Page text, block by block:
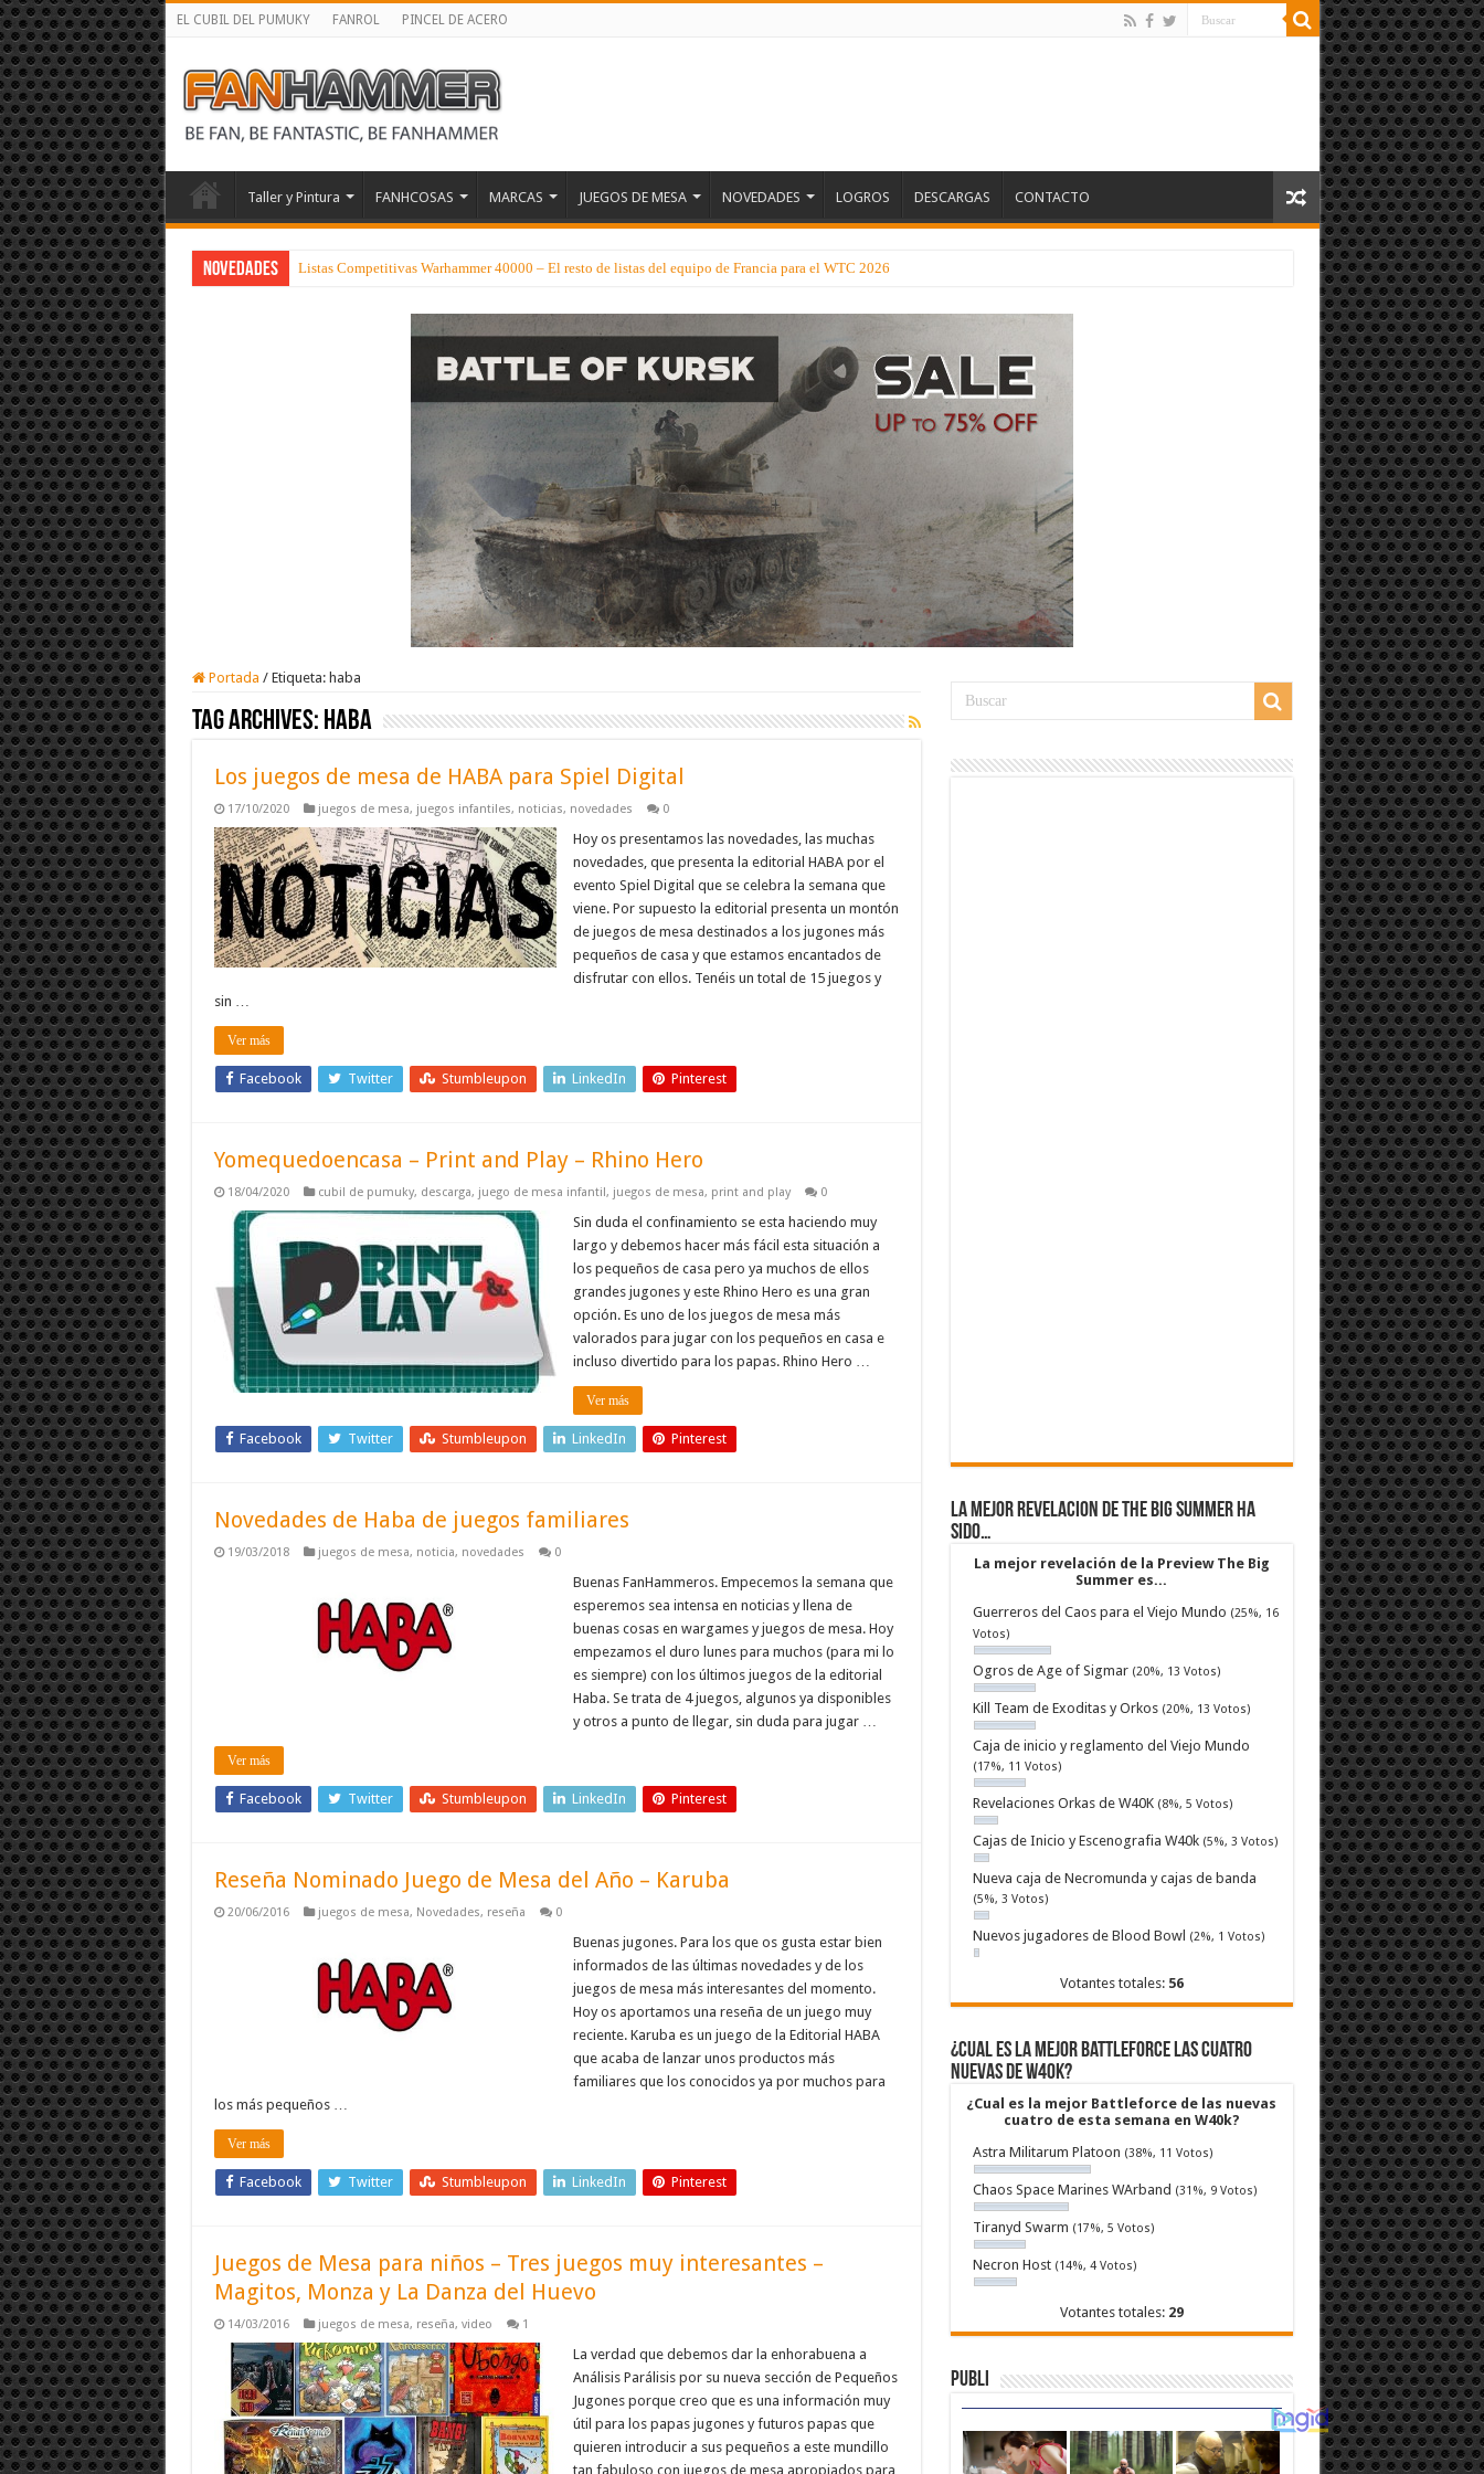
EL CUBIL DEL PUMUKY FANROL PINCEL DE ACERO
Taller y Pintura FANHCOSAS MARCAS JUEGOS DE MESA NOVEDADES LOGROS DESCARGAS CONTACTO
NOVEDADES Listas Competitivas Warhammer 40000 – El resto de listas del equipo de Francia para el WTC 2026
Portada / Etiqueta: haba
Tag Archives: haba
Los juegos de mesa de HABA para Spiel Digital
17/10/2020 juegos de mesa, juegos infantiles, noticias, novedades 0
Hoy os presentamos las novedades, las muchas
novedades, que presenta la editorial HABA por el
evento Spiel Digital que se celebra la semana que
viene. Por supuesto la editorial presenta un montón
de juegos de mesa destinados a los jugones más
pequeños de casa y que estamos encantados de
disfrutar con ellos. Tenéis un total de 15 juegos y
sin …
Ver más
Facebook Twitter Stumbleupon LinkedIn Pinterest
Yomequedoencasa – Print and Play – Rhino Hero
18/04/2020 cubil de pumuky, descarga, juego de mesa infantil, juegos de mesa, print and play 0
Sin duda el confinamiento se esta haciendo muy
largo y debemos hacer más fácil esta situación a
los pequeños de casa pero ya muchos de ellos
grandes jugones y este Rhino Hero es una gran
opción. Es uno de los juegos de mesa más
valorados para jugar con los pequeños en casa e
incluso divertido para los papas. Rhino Hero …
Ver más
Facebook Twitter Stumbleupon LinkedIn Pinterest
Novedades de Haba de juegos familiares
19/03/2018 juegos de mesa, noticia, novedades 0
Buenas FanHammeros. Empecemos la semana que
esperemos sea intensa en noticias y llena de
buenas cosas en wargames y juegos de mesa. Hoy
empezamos el duro lunes para muchos (para mi lo
es siempre) con los últimos juegos de la editorial
Haba. Se trata de 4 juegos, algunos ya disponibles
y otros a punto de llegar, sin duda para jugar …
Ver más
Facebook Twitter Stumbleupon LinkedIn Pinterest
Reseña Nominado Juego de Mesa del Año – Karuba
20/06/2016 juegos de mesa, Novedades, reseña 0
Buenas jugones. Para los que os gusta estar bien
informados de las últimas novedades y de los
juegos de mesa más interesantes del momento.
Hoy os aportamos una reseña de un juego muy
reciente. Karuba es un juego de la Editorial HABA
que acaba de lanzar unos productos más
familiares que los conocidos ya por muchos para
los más pequeños …
Ver más
Facebook Twitter Stumbleupon LinkedIn Pinterest
Juegos de Mesa para niños – Tres juegos muy interesantes –
Magitos, Monza y La Danza del Huevo
14/03/2016 juegos de mesa, reseña, video 1
La verdad que debemos dar la enhorabuena a
Análisis Parálisis por su nueva sección de Pequeños
Jugones porque creo que es una información muy
útil para los papas jugones y futuros papas que
quieren introducir a sus pequeños a este mundillo
tan fabuloso con juegos de mesa apropiados para
La mejor revelacion de The Big Summer ha
sido…
La mejor revelación de la Preview The Big
Summer es...
Guerreros del Caos para el Viejo Mundo (25%, 16
Votos)
Ogros de Age of Sigmar (20%, 13 Votos)
Kill Team de Exoditas y Orkos (20%, 13 Votos)
Caja de inicio y reglamento del Viejo Mundo
(17%, 11 Votos)
Revelaciones Orkas de W40K (8%, 5 Votos)
Cajas de Inicio y Escenografia W40k (5%, 3 Votos)
Nueva caja de Necromunda y cajas de banda
(5%, 3 Votos)
Nuevos jugadores de Blood Bowl (2%, 1 Votos)
Votantes totales: 56
¿Cual es la mejor Battleforce las cuatro
nuevas de W40k?
¿Cual es la mejor Battleforce de las nuevas
cuatro de esta semana en W40k?
Astra Militarum Platoon (38%, 11 Votos)
Chaos Space Marines WArband (31%, 9 Votos)
Tiranyd Swarm (17%, 5 Votos)
Necron Host (14%, 4 Votos)
Votantes totales: 29
Publi